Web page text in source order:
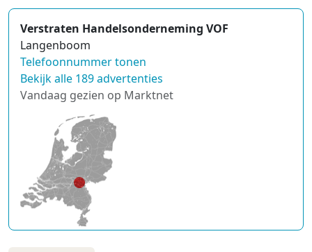
Verstraten Handelsonderneming VOF
Langenboom
Telefoonnummer tonen
Bekijk alle 189 advertenties
Vandaag gezien op Marktnet